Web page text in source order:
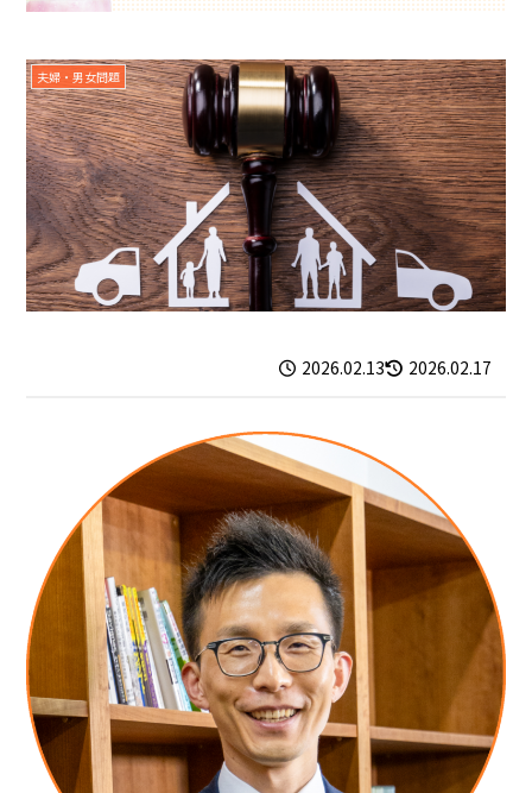
夫婦・男女問題
2026.02.13 2026.02.17